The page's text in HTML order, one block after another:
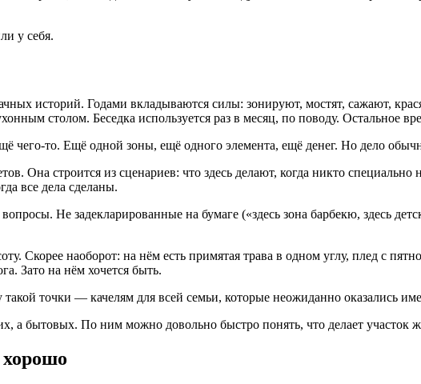
у себя.
историй. Годами вкладываются силы: зонируют, мостят, сажают,
столом. Беседка используется раз в месяц, по поводу. Остальное
чего-то. Ещё одной зоны, ещё одного элемента, ещё денег. Но дело
Она строится из сценариев: что здесь делают, когда никто
все дела сделаны.
Не задекларированные на бумаге («здесь зона барбекю, здесь
Скорее наоборот: на нём есть примятая трава в одном углу, плед с
Зато на нём хочется быть.
точки — качелям для всей семьи, которые неожиданно оказались
а бытовых. По ним можно довольно быстро понять, что делает участок
хорошо